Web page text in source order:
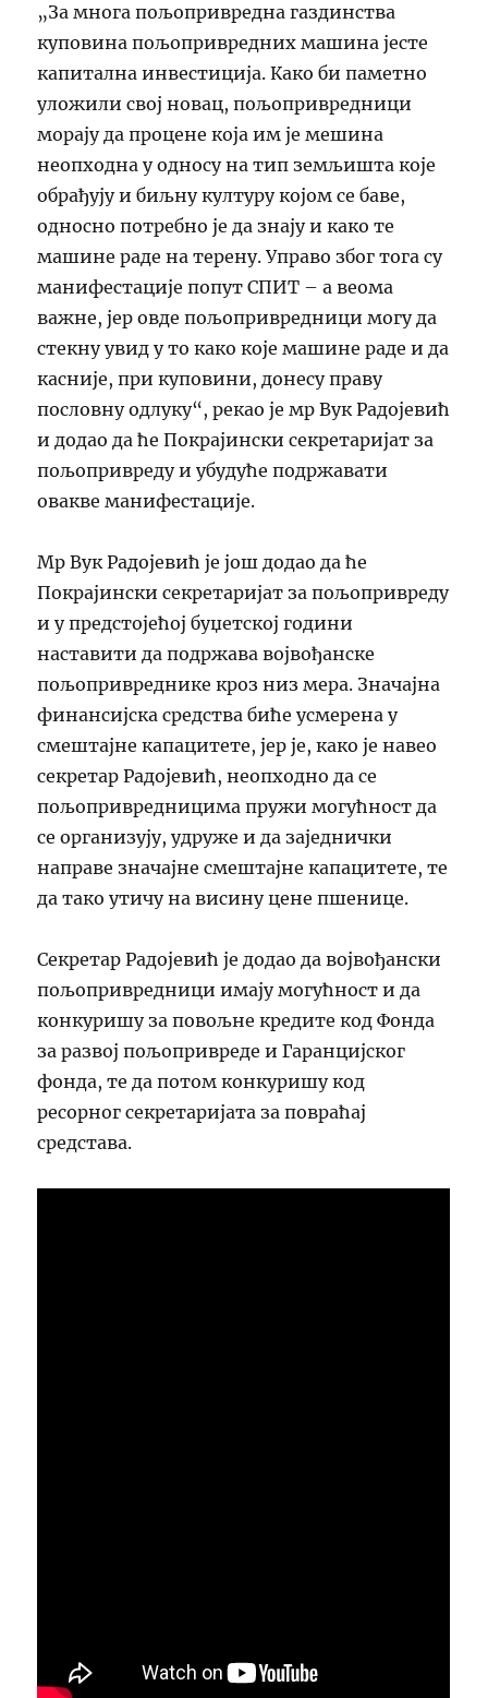
„За многа пољопривредна газдинства
куповина пољопривредних машина јесте
капитална инвестиција. Како би паметно
уложили свој новац, пољопривредници
морају да процене која им је мешина
неопходна у односу на тип земљишта које
обрађују и биљну културу којом се баве,
односно потребно је да знају и како те
машине раде на терену. Управо због тога су
манифестације попут СПИТ – а веома
важне, јер овде пољопривредници могу да
стекну увид у то како које машине раде и да
касније, при куповини, донесу праву
пословну одлуку“, рекао је мр Вук Радојевић
и додао да ће Покрајински секретаријат за
пољопривреду и убудуће подржавати
овакве манифестације.
Мр Вук Радојевић је још додао да ће
Покрајински секретаријат за пољопривреду
и у предстојећој буџетској години
наставити да подржава војвођанске
пољопривреднике кроз низ мера. Значајна
финансијска средства биће усмерена у
смештајне капацитете, јер је, како је навео
секретар Радојевић, неопходно да се
пољопривредницима пружи могућност да
се организују, удруже и да заједнички
направе значајне смештајне капацитете, те
да тако утичу на висину цене пшенице.
Секретар Радојевић је додао да војвођански
пољопривредници имају могућност и да
конкуришу за повољне кредите код Фонда
за развој пољопривреде и Гаранцијског
фонда, те да потом конкуришу код
ресорног секретаријата за повраћај
средстава.